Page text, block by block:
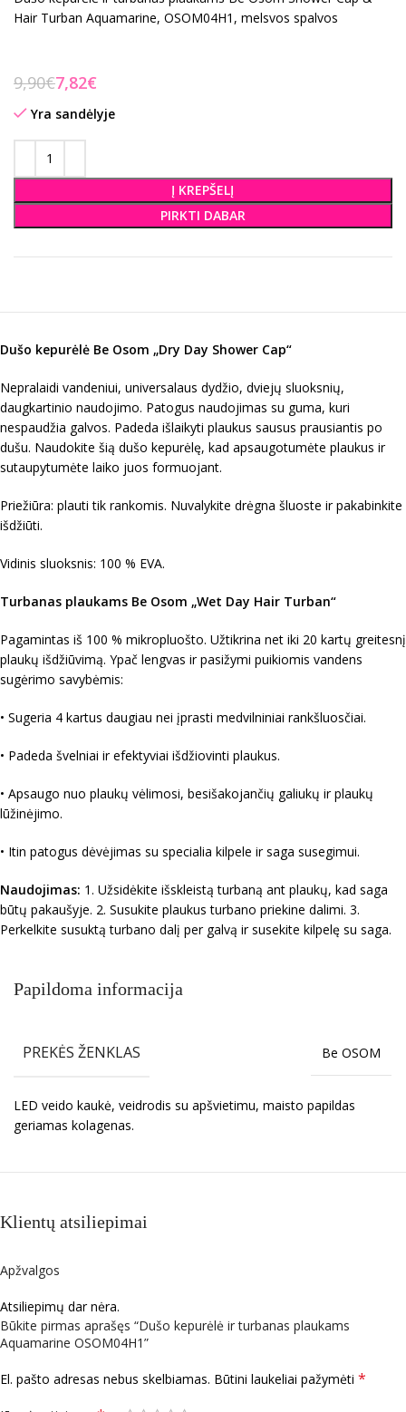
Hair Turban Aquamarine, OSOM04H1, melsvos spalvos
9,90€7,82€
Yra sandėlyje
Į KREPŠELĮ
PIRKTI DABAR
Dušo kepurėlė Be Osom „Dry Day Shower Cap“
Nepralaidi vandeniui, universalaus dydžio, dviejų sluoksnių,
daugkartinio naudojimo. Patogus naudojimas su guma, kuri
nespaudžia galvos. Padeda išlaikyti plaukus sausus prausiantis po
dušu. Naudokite šią dušo kepurėlę, kad apsaugotumėte plaukus ir
sutaupytumėte laiko juos formuojant.
Priežiūra: plauti tik rankomis. Nuvalykite drėgna šluoste ir pakabinkite
išdžiūti.
Vidinis sluoksnis: 100 % EVA.
Turbanas plaukams Be Osom „Wet Day Hair Turban“
Pagamintas iš 100 % mikropluošto. Užtikrina net iki 20 kartų greitesnį
plaukų išdžiūvimą. Ypač lengvas ir pasižymi puikiomis vandens
sugėrimo savybėmis:
• Sugeria 4 kartus daugiau nei įprasti medvilniniai rankšluosčiai.
• Padeda švelniai ir efektyviai išdžiovinti plaukus.
• Apsaugo nuo plaukų vėlimosi, besišakojančių galiukų ir plaukų
lūžinėjimo.
• Itin patogus dėvėjimas su specialia kilpele ir saga susegimui.
Naudojimas: 1. Užsidėkite išskleistą turbaną ant plaukų, kad saga
būtų pakaušyje. 2. Susukite plaukus turbano priekine dalimi. 3.
Perkelkite susuktą turbano dalį per galvą ir susekite kilpelę su saga.
Papildoma informacija
PREKĖS ŽENKLAS Be OSOM
LED veido kaukė, veidrodis su apšvietimu, maisto papildas
geriamas kolagenas.
Klientų atsiliepimai
Apžvalgos
Atsiliepimų dar nėra.
Būkite pirmas aprašęs “Dušo kepurėlė ir turbanas plaukams
Aquamarine OSOM04H1”
El. pašto adresas nebus skelbiamas. Būtini laukeliai pažymėti *